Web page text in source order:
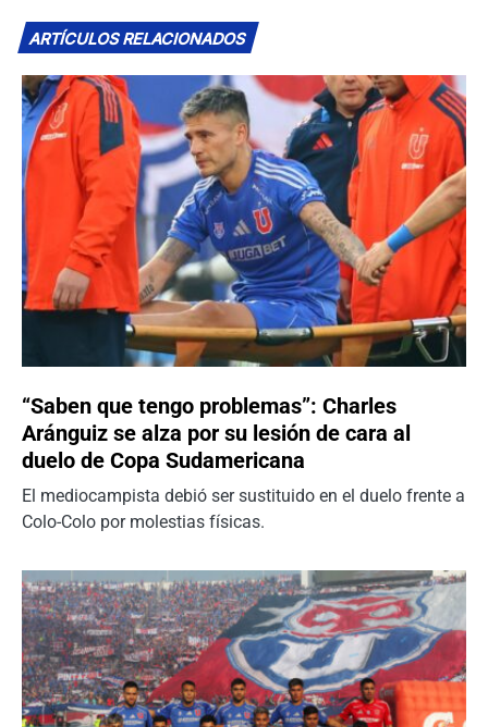
ARTÍCULOS RELACIONADOS
“Saben que tengo problemas”: Charles
Aránguiz se alza por su lesión de cara al
duelo de Copa Sudamericana
El mediocampista debió ser sustituido en el duelo frente a
Colo-Colo por molestias físicas.